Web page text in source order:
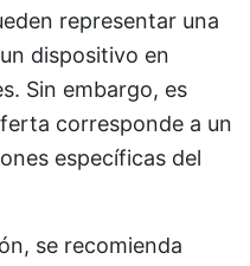
representar una
dispositivo en
Sin embargo, es
corresponde a un
específicas del
se recomienda